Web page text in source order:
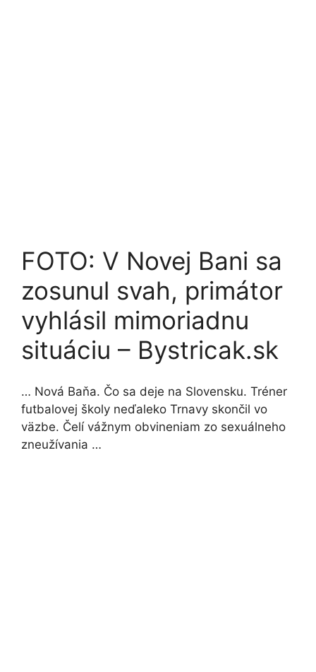
FOTO: V Novej Bani sa
zosunul svah, primátor
vyhlásil mimoriadnu
situáciu – Bystricak.sk
… Nová Baňa. Čo sa deje na Slovensku. Tréner
futbalovej školy neďaleko Trnavy skončil vo
väzbe. Čelí vážnym obvineniam zo sexuálneho
zneužívania …